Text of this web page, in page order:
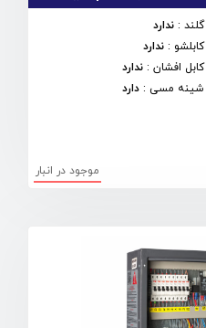
گلند: ندارد
کابلشو : ندارد
کابل افشان: ندارد
شینه مسی : دارد
موجود در انبار